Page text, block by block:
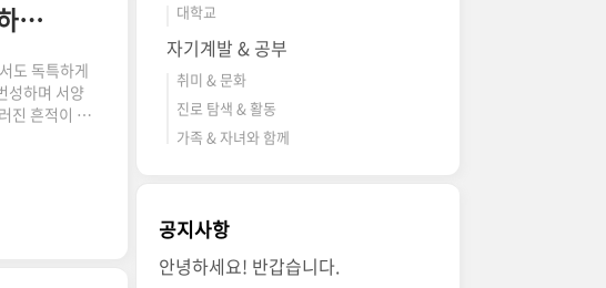
중국 속의 작은 유럽, “샤먼(Xiamen) 여행 – 바다·문화·미식이 공존하는 도시”
도 독특하게
성하며 서양
진 흔적이 남
의 작은 유
명소 (구
대학교
자기계발 & 공부
취미 & 문화
진로 탐색 & 활동
가족 & 자녀와 함께
공지사항
안녕하세요! 반갑습니다.